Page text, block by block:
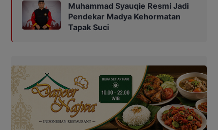
Muhammad Syauqie Resmi Jadi
Pendekar Madya Kehormatan
Tapak Suci